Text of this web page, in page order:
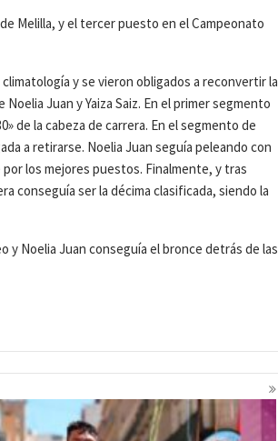
Melilla, y el tercer puesto en el Campeonato
y se vieron obligados a reconvertir la
Juan y Yaiza Saiz. En el primer segmento
de la cabeza de carrera. En el segmento de
a retirarse. Noelia Juan seguía peleando con
los mejores puestos. Finalmente, y tras
conseguía ser la décima clasificada, siendo la
y Noelia Juan conseguía el bronce detrás de las